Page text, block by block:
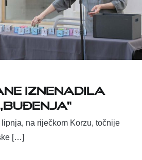
iznenadila
lipnja, na riječkom Korzu, točnije
[…]